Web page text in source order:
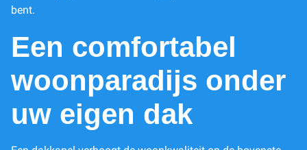
bent.
Een comfortabel
woonparadijs onder
uw eigen dak